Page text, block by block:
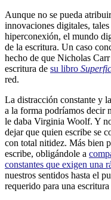
Aunque no se pueda
innovaciones digitales,
hiperconexión, el mundo
de la escritura. Un caso
hecho de que Nicholas
escritura de su libro
red.
La distracción constante y
a la forma podríamos decir
le daba Virginia Woolf. Y
dejar que quien escribe se
con total nitidez. Más bien
escribe, obligándole a
constantes que exigen una
nuestros sentidos hasta el
requerido para una